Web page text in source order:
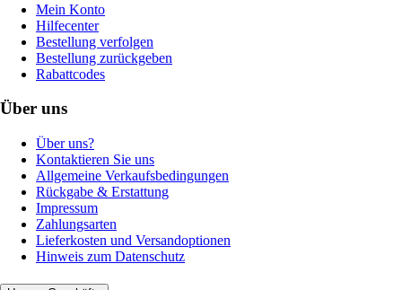
Mein Konto
Hilfecenter
Bestellung verfolgen
Bestellung zurückgeben
Rabattcodes
Über uns
Über uns?
Kontaktieren Sie uns
Allgemeine Verkaufsbedingungen
Rückgabe & Erstattung
Impressum
Zahlungsarten
Lieferkosten und Versandoptionen
Hinweis zum Datenschutz